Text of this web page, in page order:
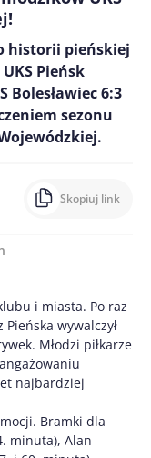
historii pieńskiej
Pieńsk
Bolesławiec 6:3
sezonu
Skopiuj link
i miasta. Po raz
wywalczył
Młodzi piłkarze
najbardziej
Bramki dla
minuta), Alan